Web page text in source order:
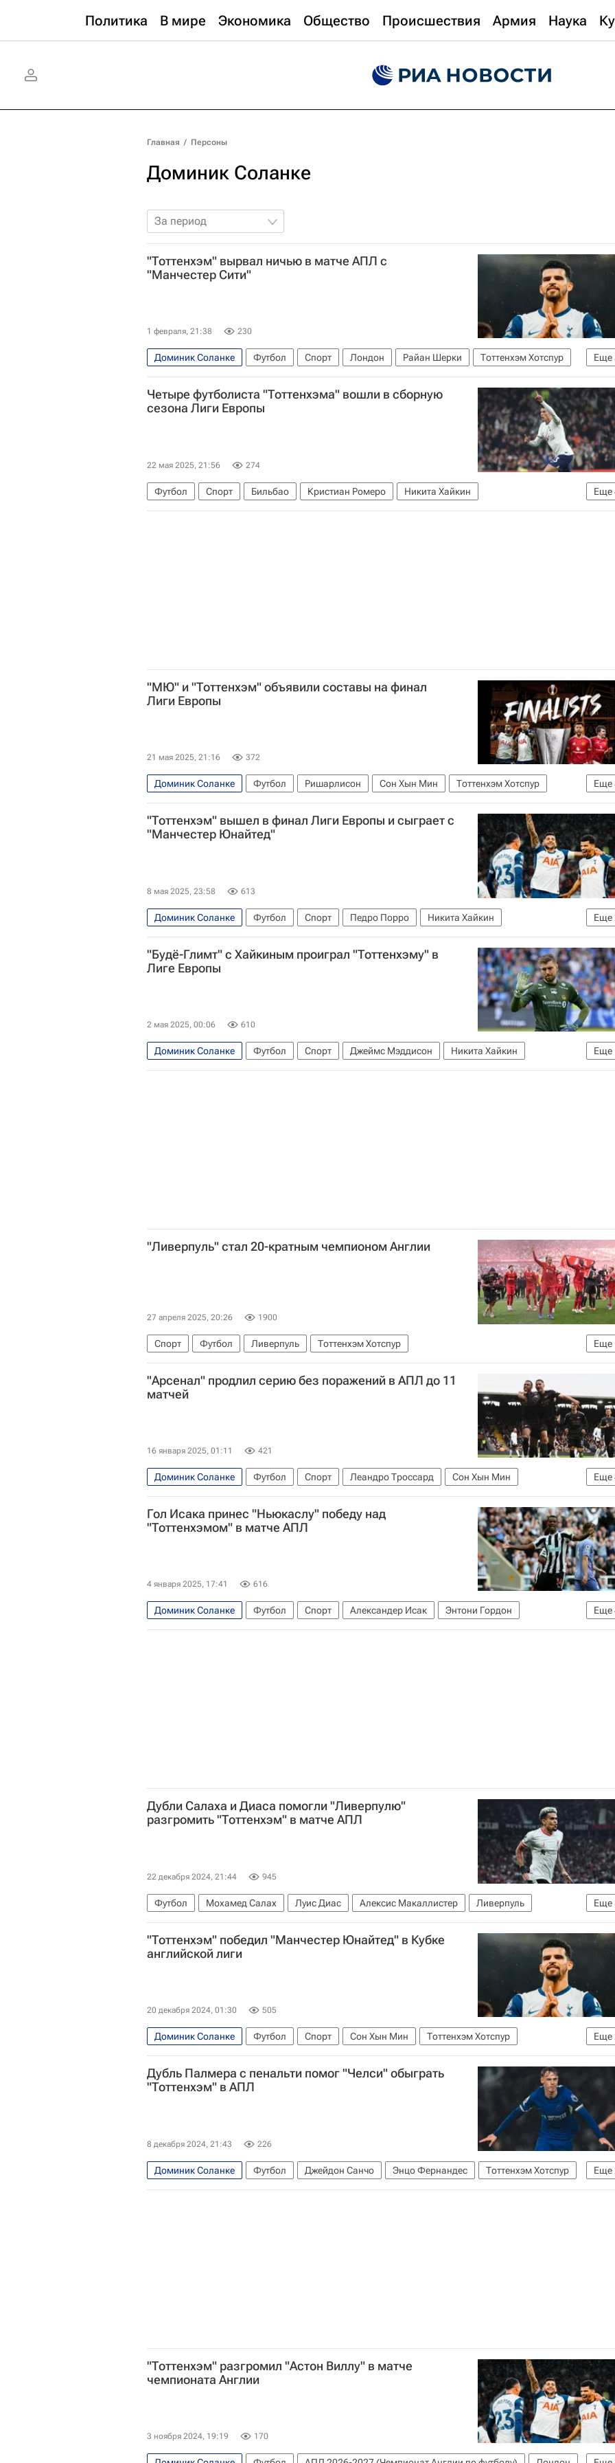
Политика В мире Экономика Общество Происшествия Армия Наука
Главная / Персоны
Доминик Соланке
За период
"Тоттенхэм" вырвал ничью в матче АПЛ с
"Манчестер Сити"
1 февраля, 21:38 230
Еще
Доминик Соланке Футбол Спорт Лондон Райан Шерки
Тоттенхэм Хотспур
Манчестер Сити
Ливерпуль АПЛ 2026-2027 (Чемпионат Англии по футболу)
Четыре футболиста "Тоттенхэма" вошли в сборную
сезона Лиги Европы
22 мая 2025, 21:56 274
Еще
Футбол Спорт Бильбао Кристиан Ромеро
Никита Хайкин
Гульельмо Викарио
Тоттенхэм Хотспур Будё-Глимт Манчестер Юнайтед
"МЮ" и "Тоттенхэм" объявили составы на финал
Лиги Европы
21 мая 2025, 21:16 372
Еще
Доминик Соланке Футбол Ришарлисон Сон Хын Мин
Тоттенхэм Хотспур
Манчестер Юнайтед
Спорт Лига Европы УЕФА 2026-2027
"Тоттенхэм" вышел в финал Лиги Европы и сыграет с
"Манчестер Юнайтед"
8 мая 2025, 23:58 613
Еще
Доминик Соланке Футбол Спорт Педро Порро
Никита Хайкин
Тоттенхэм Хотспур
Будё-Глимт
"Будё-Глимт" с Хайкиным проиграл "Тоттенхэму" в
Лиге Европы
2 мая 2025, 00:06 610
Еще
Доминик Соланке Футбол Спорт Джеймс Мэддисон
Никита Хайкин
Будё-Глимт
"Ливерпуль" стал 20-кратным чемпионом Англии
27 апреля 2025, 20:26 1900
Еще
Спорт Футбол Ливерпуль
Тоттенхэм Хотспур
АПЛ 2026-2027 (Чемпионат Англии по футболу)
"Арсенал" продлил серию без поражений в АПЛ до 11
матчей
16 января 2025, 01:11 421
Еще
Доминик Соланке Футбол Спорт Леандро Троссард
Сон Хын Мин
Арсенал (Лондон)
Тоттенхэм Хотспур
Лестер Сити
АПЛ 2026-2027 (Чемпионат Англии по футболу)
Гол Исака принес "Ньюкаслу" победу над
"Тоттенхэмом" в матче АПЛ
4 января 2025, 17:41 616
Еще
Доминик Соланке Футбол Спорт Александер Исак
Энтони Гордон
Тоттенхэм Хотспур
Ньюкасл Юнайтед
Челси
Дубли Салаха и Диаса помогли "Ливерпулю"
разгромить "Тоттенхэм" в матче АПЛ
22 декабря 2024, 21:44 945
Еще
Футбол Мохамед Салах Луис Диас Алексис Макаллистер
Ливерпуль
Тоттенхэм Хотспур
Челси АПЛ 2026-2027 (Чемпионат Англии по футболу)
"Тоттенхэм" победил "Манчестер Юнайтед" в Кубке
английской лиги
20 декабря 2024, 01:30 505
Еще
Доминик Соланке Футбол Спорт Сон Хын Мин
Тоттенхэм Хотспур
Манчестер Юнайтед
Деян Кулусевски
Дубль Палмера с пенальти помог "Челси" обыграть
"Тоттенхэм" в АПЛ
8 декабря 2024, 21:43 226
Еще
Доминик Соланке Футбол Джейдон Санчо Энцо Фернандес
Тоттенхэм Хотспур
Челси
АПЛ 2026-2027 (Чемпионат Англии по футболу)
"Тоттенхэм" разгромил "Астон Виллу" в матче
чемпионата Англии
3 ноября 2024, 19:19 170